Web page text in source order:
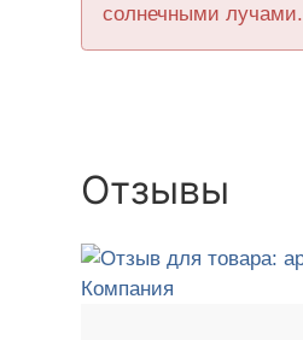
солнечными лучами.
Отзывы